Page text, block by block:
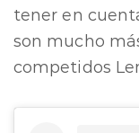
tener en
son mucho
competidos